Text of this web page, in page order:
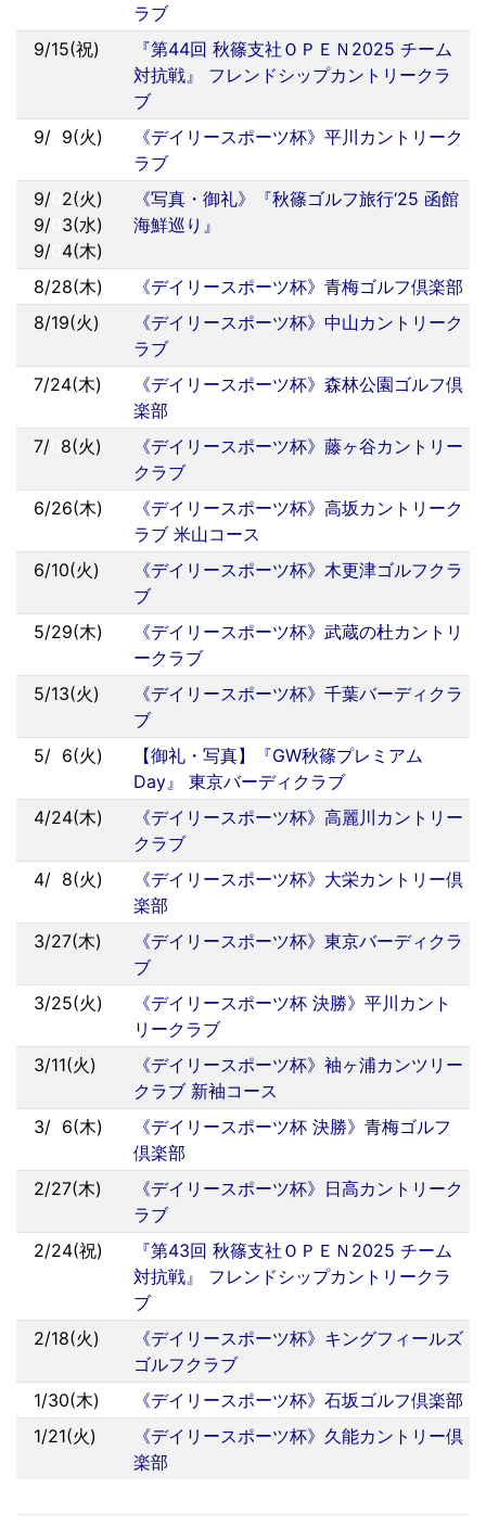
ラブ
9/15(祝)
『第44回 秋篠支社ＯＰＥＮ2025 チーム
対抗戦』 フレンドシップカントリークラ
ブ
9/ 9(火)
《デイリースポーツ杯》平川カントリーク
ラブ
9/ 2(火)
9/ 3(水)
9/ 4(木)
《写真・御礼》『秋篠ゴルフ旅行‘25 函館
海鮮巡り』
8/28(木)
《デイリースポーツ杯》青梅ゴルフ倶楽部
8/19(火)
《デイリースポーツ杯》中山カントリーク
ラブ
7/24(木)
《デイリースポーツ杯》森林公園ゴルフ倶
楽部
7/ 8(火)
《デイリースポーツ杯》藤ヶ谷カントリー
クラブ
6/26(木)
《デイリースポーツ杯》高坂カントリーク
ラブ 米山コース
6/10(火)
《デイリースポーツ杯》木更津ゴルフクラ
ブ
5/29(木)
《デイリースポーツ杯》武蔵の杜カントリ
ークラブ
5/13(火)
《デイリースポーツ杯》千葉バーディクラ
ブ
5/ 6(火)
【御礼・写真】『GW秋篠プレミアム
Day』 東京バーディクラブ
4/24(木)
《デイリースポーツ杯》高麗川カントリー
クラブ
4/ 8(火)
《デイリースポーツ杯》大栄カントリー倶
楽部
3/27(木)
《デイリースポーツ杯》東京バーディクラ
ブ
3/25(火)
《デイリースポーツ杯 決勝》平川カント
リークラブ
3/11(火)
《デイリースポーツ杯》袖ヶ浦カンツリー
クラブ 新袖コース
3/ 6(木)
《デイリースポーツ杯 決勝》青梅ゴルフ
倶楽部
2/27(木)
《デイリースポーツ杯》日高カントリーク
ラブ
2/24(祝)
『第43回 秋篠支社ＯＰＥＮ2025 チーム
対抗戦』 フレンドシップカントリークラ
ブ
2/18(火)
《デイリースポーツ杯》キングフィールズ
ゴルフクラブ
1/30(木)
《デイリースポーツ杯》石坂ゴルフ倶楽部
1/21(火)
《デイリースポーツ杯》久能カントリー倶
楽部